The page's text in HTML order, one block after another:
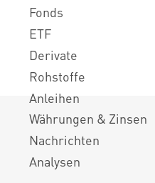
Fonds
ETF
Derivate
Rohstoffe
Anleihen
Währungen & Zinsen
Nachrichten
Analysen